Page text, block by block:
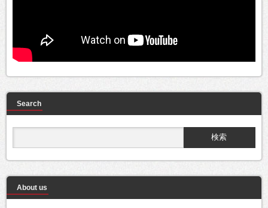
Search
About us